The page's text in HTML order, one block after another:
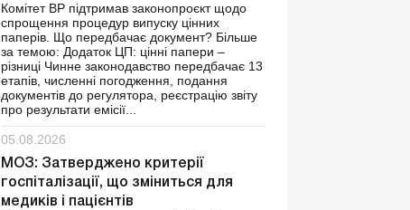
Комітет ВР підтримав законопроєкт щодо
спрощення процедур випуску цінних
паперів. Що передбачає документ? Більше
за темою: Додаток ЦП: цінні папери –
різниці Чинне законодавство передбачає 13
етапів, численні погодження, подання
документів до регулятора, реєстрацію звіту
про результати емісії...
05.08.2026
МОЗ: Затверджено критерії
госпіталізації, що зміниться для
медиків і пацієнтів